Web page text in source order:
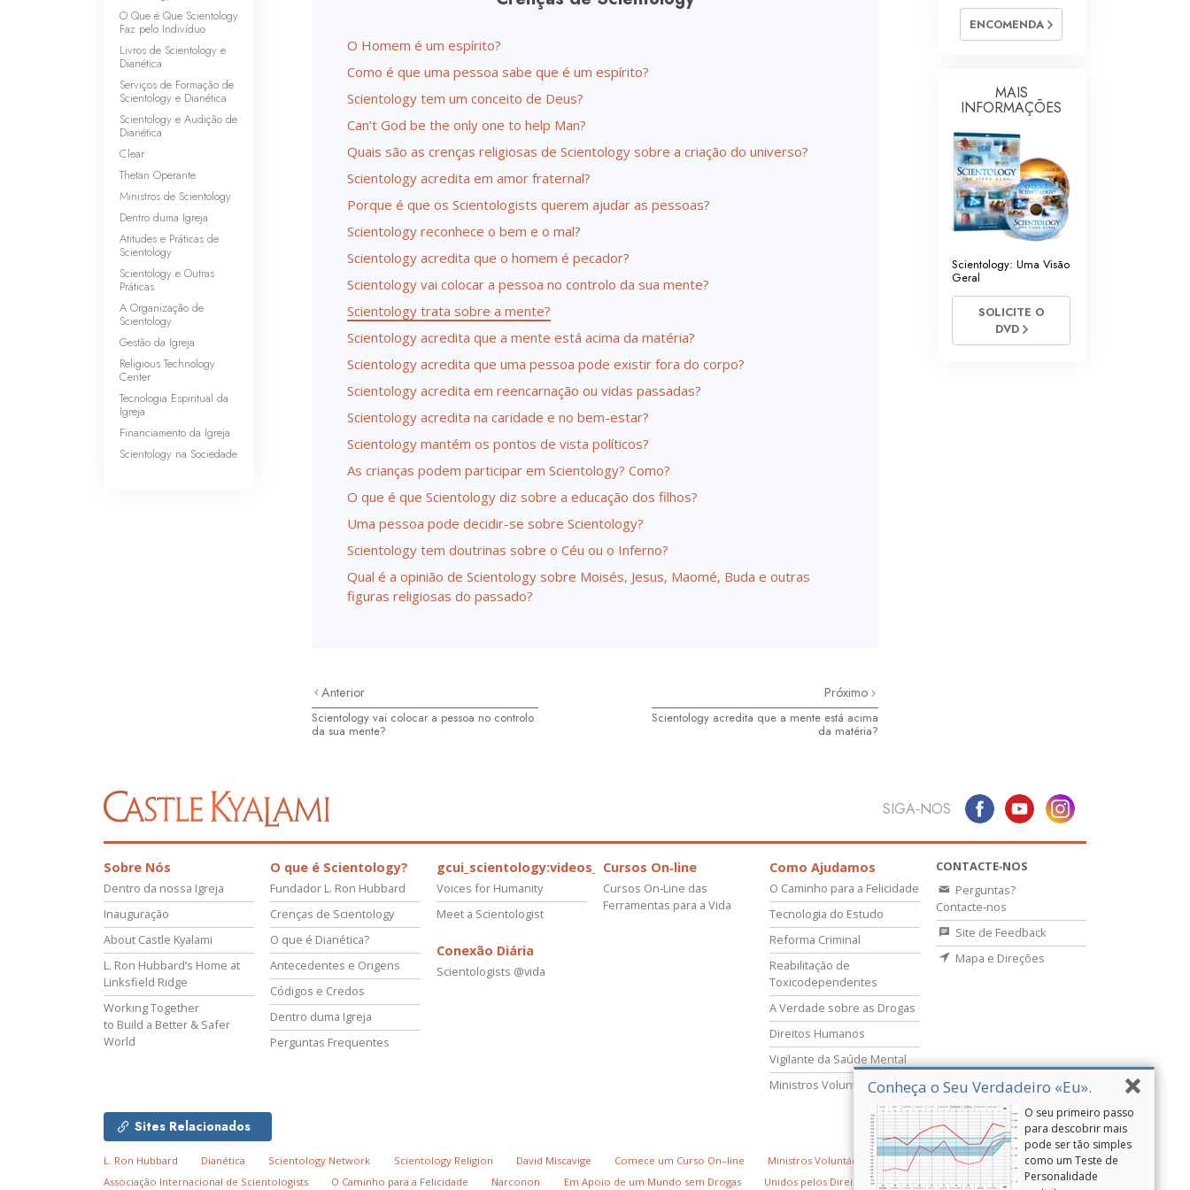
Amor e Ódio –
O Homem é um espírito?
Como é que uma pessoa sabe que é um espírito?
Scientology tem um conceito de Deus?
Can’t God be the only one to help Man?
Quais são as crenças religiosas de Scientology sobre a criação do universo?
Scientology acredita em amor fraternal?
Porque é que os Scientologists querem ajudar as pessoas?
Scientology reconhece o bem e o mal?
Scientology acredita que o homem é pecador?
Scientology vai colocar a pessoa no controlo da sua mente?
Scientology trata sobre a mente?
Scientology acredita que a mente está acima da matéria?
Scientology acredita que uma pessoa pode existir fora do corpo?
Scientology acredita em reencarnação ou vidas passadas?
Scientology acredita na caridade e no bem-estar?
Scientology mantém os pontos de vista políticos?
As crianças podem participar em Scientology? Como?
O que é que Scientology diz sobre a educação dos filhos?
Uma pessoa pode decidir-se sobre Scientology?
Scientology tem doutrinas sobre o Céu ou o Inferno?
Qual é a opinião de Scientology sobre Moisés, Jesus, Maomé, Buda e outras
figuras religiosas do passado?
Anterior
Scientology vai colocar a pessoa no controlo
da sua mente?
Próximo
Scientology acredita que a mente está acima
da matéria?
O Que é Que Scientology
Faz pelo Indivíduo
Livros de Scientology e
Dianética
Serviços de Formação de
Scientology e Dianética
Scientology e Audição de
Dianética
Clear
Thetan Operante
Ministros de Scientology
Dentro duma Igreja
Atitudes e Práticas de
Scientology
Scientology e Outras
Práticas
A Organização de
Scientology
Gestão da Igreja
Religious Technology
Center
Tecnologia Espiritual da
Igreja
Financiamento da Igreja
Scientology na Sociedade
ENCOMENDA
MAIS
INFORMAÇÕES
Scientology: Uma Visão
Geral
SOLICITE O
DVD
Conheça o Seu Verdadeiro «Eu».
O seu primeiro passo
para descobrir mais
pode ser tão simples
como um Teste de
Personalidade
SIGA‑NOS
Sobre Nós
Dentro da nossa Igreja
Inauguração
About Castle Kyalami
L. Ron Hubbard’s Home at
Linksfield Ridge
Working Together
to Build a Better & Safer
World
O que é Scientology?
Fundador L. Ron Hubbard
Crenças de Scientology
O que é Dianética?
Antecedentes e Origens
Códigos e Credos
Dentro duma Igreja
Perguntas Frequentes
gcui_scientology:videos_about_kyalami_from_scnnw
Voices for Humanity
Meet a Scientologist
Conexão Diária
Scientologists @vida
Cursos On‑line
Cursos On‑Line das
Ferramentas para a Vida
Como Ajudamos
O Caminho para a Felicidade
Tecnologia do Estudo
Reforma Criminal
Reabilitação de
Toxicodependentes
A Verdade sobre as Drogas
Direitos Humanos
Vigilante da Saúde Mental
Ministros Voluntários
CONTACTE‑NOS
Perguntas?
Contacte‑nos
Site de Feedback
Mapa e Direções
Sites Relacionados
L. Ron Hubbard Dianética Scientology Network Scientology Religion David Miscavige Comece um Curso On–line
Ministros Voluntários de Scientology
Associação Internacional de Scientologists
O Caminho para a Felicidade Narconon Em Apoio de um Mundo sem Drogas Unidos pelos Direitos Humanos Youth for Human Rights